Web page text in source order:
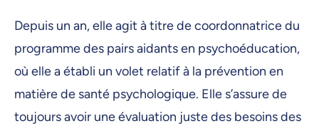
Depuis un an, elle agit à titre de coordonnatrice du
programme des pairs aidants en psychoéducation,
où elle a établi un volet relatif à la prévention en
matière de santé psychologique. Elle s’assure de
toujours avoir une évaluation juste des besoins des